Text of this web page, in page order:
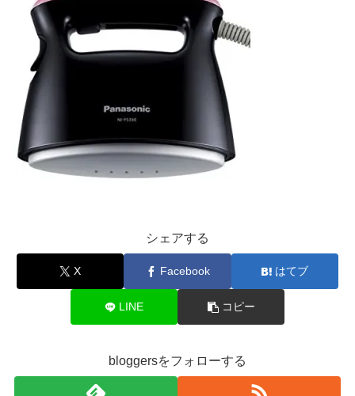
シェアする
X Facebook はてブ
LINE コピー
bloggersをフォローする